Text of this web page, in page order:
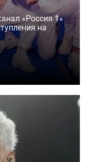
«Россия 1»
на